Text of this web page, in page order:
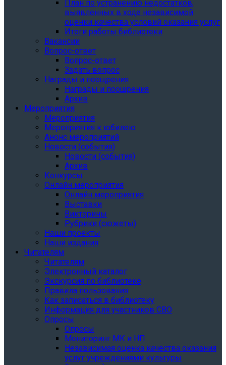
План по устранению недостатков,
выявленных в ходе независимой
оценки качества условий оказания услуг
Итоги работы библиотеки
Вакансии
Вопрос-ответ
Вопрос-ответ
Задать вопрос
Награды и поощрения
Награды и поощрения
Архив
Мероприятия
Мероприятия
Мероприятия к юбилею
Анонс мероприятий
Новости (события)
Новости (события)
Архив
Конкурсы
Онлайн мероприятия
Онлайн мероприятия
Выставки
Викторины
Рубрики (сюжеты)
Наши проекты
Наши издания
Читателям
Читателям
Электронный каталог
Экскурсия по библиотеке
Правила пользования
Как записаться в библиотеку
Информация для участников СВО
Опросы
Опросы
Мониторинг МК и НП
Независимая оценка качества оказания
услуг учреждениями культуры